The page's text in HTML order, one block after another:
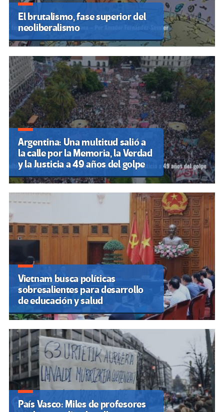
El brutalismo, fase superior del
neoliberalismo
Argentina: Una multitud salió a
la calle por la Memoria, la Verdad
y la Justicia a 49 años del golpe
Vietnam busca políticas
sobresalientes para desarrollo
de educación y salud
País Vasco: Miles de profesores